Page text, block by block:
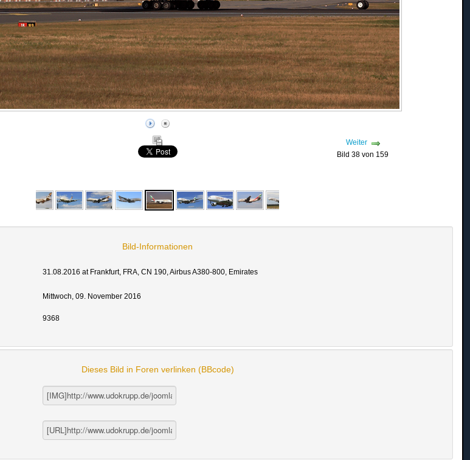
Weiter
Bild 38 von 159
Bild-Informationen
31.08.2016 at Frankfurt, FRA, CN 190, Airbus A380-800, Emirates
Mittwoch, 09. November 2016
9368
Dieses Bild in Foren verlinken (BBcode)